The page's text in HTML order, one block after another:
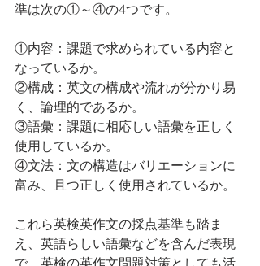
準は次の①～④の4つです。
①内容：課題で求められている内容と
なっているか。
②構成：英文の構成や流れが分かり易
く、論理的であるか。
③語彙：課題に相応しい語彙を正しく
使用しているか。
④文法：文の構造はバリエーションに
富み、且つ正しく使用されているか。
これら英検英作文の採点基準も踏ま
え、英語らしい語彙などを含んだ表現
で、英検の英作文問題対策としても活